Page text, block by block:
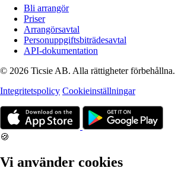
Bli arrangör
Priser
Arrangörsavtal
Personuppgiftsbiträdesavtal
API-dokumentation
© 2026 Ticsie AB. Alla rättigheter förbehållna.
Integritetspolicy Cookieinställningar
🍪
Vi använder cookies